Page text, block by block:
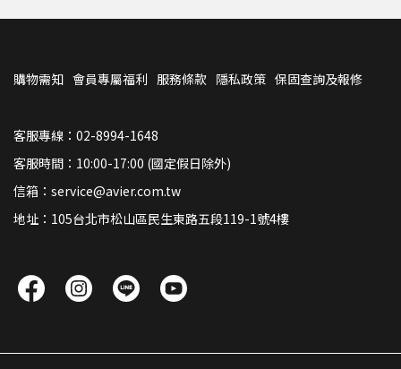
購物需知 會員專屬福利 服務條款 隱私政策 保固查詢及報修
客服專線：02-8994-1648
客服時間：10:00-17:00 (國定假日除外)
信箱：service@avier.com.tw
地址：105台北市松山區民生東路五段119-1號4樓